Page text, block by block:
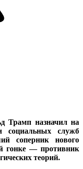
Трамп назначил на
социальных служб
соперник нового
гонке — противник
теорий.